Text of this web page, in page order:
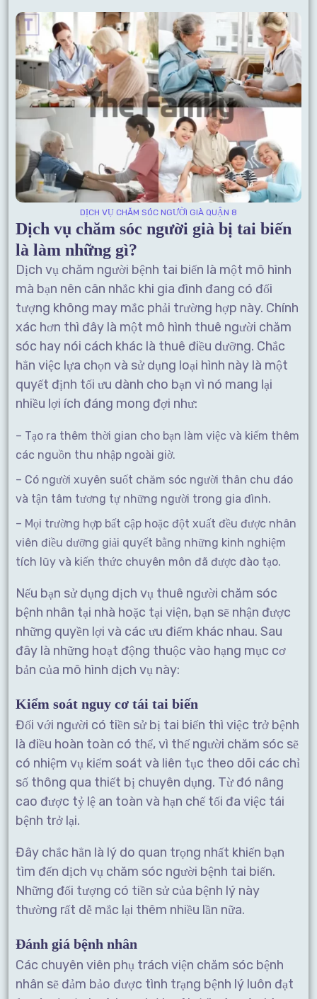
DỊCH VỤ CHĂM SÓC NGƯỜI GIÀ QUẬN 8
Dịch vụ chăm sóc người già bị tai biến
là làm những gì?
Dịch vụ chăm người bệnh tai biến là một mô hình
mà bạn nên cân nhắc khi gia đình đang có đối
tượng không may mắc phải trường hợp này. Chính
xác hơn thì đây là một mô hình thuê người chăm
sóc hay nói cách khác là thuê điều dưỡng. Chắc
hẳn việc lựa chọn và sử dụng loại hình này là một
quyết định tối ưu dành cho bạn vì nó mang lại
nhiều lợi ích đáng mong đợi như:
– Tạo ra thêm thời gian cho bạn làm việc và kiếm thêm
các nguồn thu nhập ngoài giờ.
– Có người xuyên suốt chăm sóc người thân chu đáo
và tận tâm tương tự những người trong gia đình.
– Mọi trường hợp bất cập hoặc đột xuất đều được nhân
viên điều dưỡng giải quyết bằng những kinh nghiệm
tích lũy và kiến thức chuyên môn đã được đào tạo.
Nếu bạn sử dụng dịch vụ thuê người chăm sóc
bệnh nhân tại nhà hoặc tại viện, bạn sẽ nhận được
những quyền lợi và các ưu điểm khác nhau. Sau
đây là những hoạt động thuộc vào hạng mục cơ
bản của mô hình dịch vụ này:
Kiểm soát nguy cơ tái tai biến
Đối với người có tiền sử bị tai biến thì việc trở bệnh
là điều hoàn toàn có thể, vì thế người chăm sóc sẽ
có nhiệm vụ kiểm soát và liên tục theo dõi các chỉ
số thông qua thiết bị chuyên dụng. Từ đó nâng
cao được tỷ lệ an toàn và hạn chế tối đa việc tái
bệnh trở lại.
Đây chắc hẳn là lý do quan trọng nhất khiến bạn
tìm đến dịch vụ chăm sóc người bệnh tai biến.
Những đối tượng có tiền sử của bệnh lý này
thường rất dễ mắc lại thêm nhiều lần nữa.
Đánh giá bệnh nhân
Các chuyên viên phụ trách viện chăm sóc bệnh
nhân sẽ đảm bảo được tình trạng bệnh lý luôn đạt